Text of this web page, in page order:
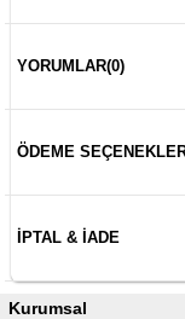
YORUMLAR(0)
ÖDEME
İPTAL & İADE
Kurumsal